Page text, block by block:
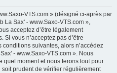
h
VTS.com » (désigné ci-après par
La Sax' - www.Saxo-VTS.com »,
acceptez d’être légalement
vous n’acceptez pas d’être
suivantes, alors n’accédez
- www.Saxo-VTS.com ». Nous
quel moment et nous ferons tout pour
prudent de vérifier régulièrement